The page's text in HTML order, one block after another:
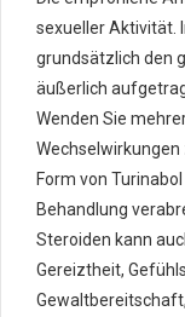
sexueller Aktivität.
grundsätzlich den
äußerlich
Wenden Sie
Form von
Behandlung
Steroiden kann
Gereiztheit,